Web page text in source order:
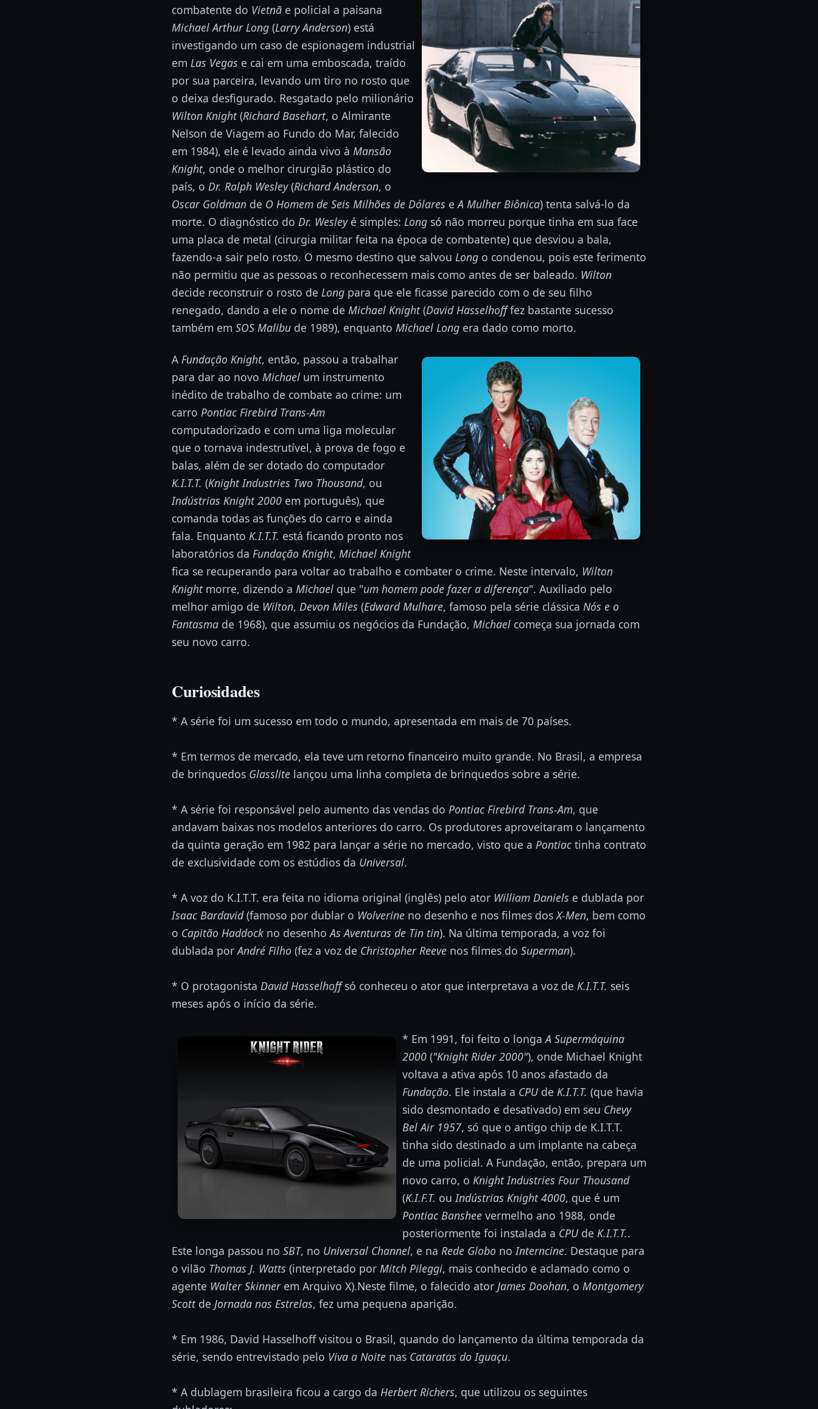
combatente do Vietnã e policial a paisana
Michael Arthur Long (Larry Anderson) está
investigando um caso de espionagem industrial
em Las Vegas e cai em uma emboscada, traído
por sua parceira, levando um tiro no rosto que
o deixa desfigurado. Resgatado pelo milionário
Wilton Knight(Richard Basehart, o Almirante
Nelson de Viagem ao Fundo do Mar, falecido
em 1984), ele é levado ainda vivo à Mansão
Knight, onde o melhor cirurgião plástico do
país, o Dr. Ralph Wesley(Richard Anderson, o
Oscar Goldman de O Homem de Seis Milhões de Dólares eA Mulher Biônica) tenta salvá-lo da
morte. O diagnóstico do Dr. Wesleyé simples: Long só não morreu porque tinha em sua face
uma placa de metal (cirurgia militar feita na época de combatente) que desviou a bala,
fazendo-a sair pelo rosto. O mesmo destino que salvou Long o condenou, pois este ferimento
não permitiu que as pessoas o reconhecessem mais como antes de ser baleado. Wilton
decide reconstruir o rosto de Long para que ele ficasse parecido com o de seu filho
renegado, dando a ele o nome de Michael Knight(David Hasselhofffez bastante sucesso
também em SOS Malibu de 1989), enquanto Michael Long era dado como morto.
A Fundação Knight, então, passou a trabalhar
para dar ao novo Michael um instrumento
inédito de trabalho de combate ao crime: um
carro Pontiac Firebird Trans-Am
computadorizado e com uma liga molecular
que o tornava indestrutível, à prova de fogo e
balas, além de ser dotado do computador
K.I.T.T. (Knight Industries Two Thousand, ou
Indústrias Knight 2000 em português), que
comanda todas as funções do carro e ainda
fala. Enquanto K.I.T.T. está ficando pronto nos
laboratórios da Fundação Knight, Michael Knight
fica se recuperando para voltar ao trabalho e combater o crime. Neste intervalo, Wilton
Knight morre, dizendo a Michael que "um homem pode fazer a diferença". Auxiliado pelo
melhor amigo de Wilton, Devon Miles (Edward Mulhare, famoso pela série clássica Nós e o
Fantasma de 1968), que assumiu os negócios da Fundação, Michael começa sua jornada com
seu novo carro.
Curiosidades
* A série foi um sucesso em todo o mundo, apresentada em mais de 70 países.
* Em termos de mercado, ela teve um retorno financeiro muito grande. No Brasil, a empresa
de brinquedos Glasslite lançou uma linha completa de brinquedos sobre a série.
* A série foi responsável pelo aumento das vendas do Pontiac Firebird Trans-Am, que
andavam baixas nos modelos anteriores do carro. Os produtores aproveitaram o lançamento
da quinta geração em 1982 para lançar a série no mercado, visto que a Pontiac tinha contrato
de exclusividade com os estúdios da Universal.
* A voz do K.I.T.T. era feita no idioma original (inglês) pelo ator William Daniels e dublada por
Isaac Bardavid(famoso por dublar o Wolverine no desenho e nos filmes dos X-Men, bem como
o Capitão Haddock no desenhoAs Aventuras de Tin tin). Na última temporada, a voz foi
dublada porAndré Filho (fez a voz de Christopher Reeve nos filmes do Superman).
* O protagonista David Hasselhoffsó conheceu o ator que interpretava a voz de K.I.T.T. seis
meses após o início da série.
* Em 1991, foi feito o longaA Supermáquina
2000("Knight Rider 2000"), onde Michael Knight
voltava a ativa após 10 anos afastado da
Fundação. Ele instala a CPU de K.I.T.T. (que havia
sido desmontado e desativado) em seu Chevy
Bel Air 1957, só que o antigo chip de K.I.T.T.
tinha sido destinado a um implante na cabeça
de uma policial. A Fundação, então, prepara um
novo carro, o Knight Industries Four Thousand
(K.I.F.T. ou Indústrias Knight 4000, que é um
Pontiac Bansheevermelho ano 1988, onde
posteriormente foi instalada a CPUde K.I.T.T..
Este longa passou no SBT, no Universal Channel, e na Rede Globo no Interncine. Destaque para
o vilão Thomas J. Watts (interpretado por Mitch Pileggi, mais conhecido e aclamado como o
agente Walter Skinnerem Arquivo X).Neste filme, o falecido ator James Doohan, o Montgomery
Scottde Jornada nas Estrelas, fez uma pequena aparição.
* Em 1986, David Hasselhoff visitou o Brasil, quando do lançamento da última temporada da
série, sendo entrevistado pelo Viva a Noite nas Cataratas do Iguaçu.
* A dublagem brasileira ficou a cargo da Herbert Richers, que utilizou os seguintes